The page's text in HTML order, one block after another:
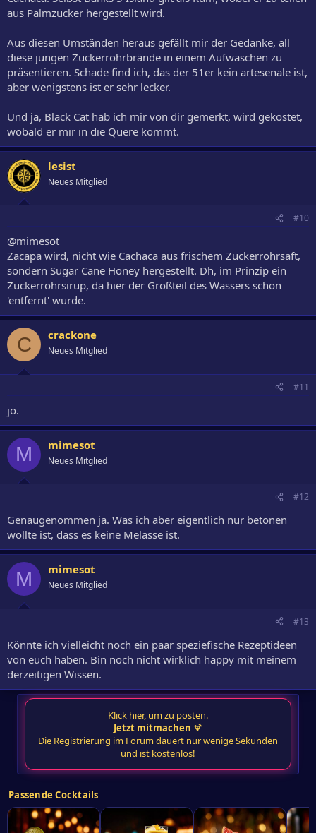
aus Palmzucker hergestellt wird.
Aus diesen Umständen heraus gefällt mir der Gedanke, all
diese jungen Zuckerrohrbrände in einem Aufwaschen zu
präsentieren. Schade find ich, das der 51er kein artesenale ist,
aber wenigstens ist er sehr lecker.
Und ja, Black Cat hab ich mir von dir gemerkt, wird gekostet,
wobald er mir in die Quere kommt.
lesist
Neues Mitglied
#10
@mimesot
Zacapa wird, nicht wie Cachaca aus frischem Zuckerrohrsaft,
sondern Sugar Cane Honey hergestellt. Dh, im Prinzip ein
Zuckerrohrsirup, da hier der Großteil des Wassers schon
'entfernt' wurde.
C crackone
Neues Mitglied
#11
jo.
M mimesot
Neues Mitglied
#12
Genaugenommen ja. Was ich aber eigentlich nur betonen
wollte ist, dass es keine Melasse ist.
M mimesot
Neues Mitglied
#13
Könnte ich vielleicht noch ein paar speziefische Rezeptideen
von euch haben. Bin noch nicht wirklich happy mit meinem
derzeitigen Wissen.
Klick hier, um zu posten.
Jetzt mitmachen 🍹
Die Registrierung im Forum dauert nur wenige Sekunden
und ist kostenlos!
Passende Cocktails